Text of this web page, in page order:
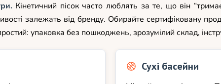
Кінетичний пісок часто люблять за те, що він
залежать від бренду. Обирайте сертифіковану
упаковка без пошкоджень, зрозумілий склад,
Сухі басейни